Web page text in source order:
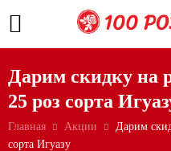
Дарим скидку на
25 роз сорта
Главная Акции
Дарим
сорта Игуазу